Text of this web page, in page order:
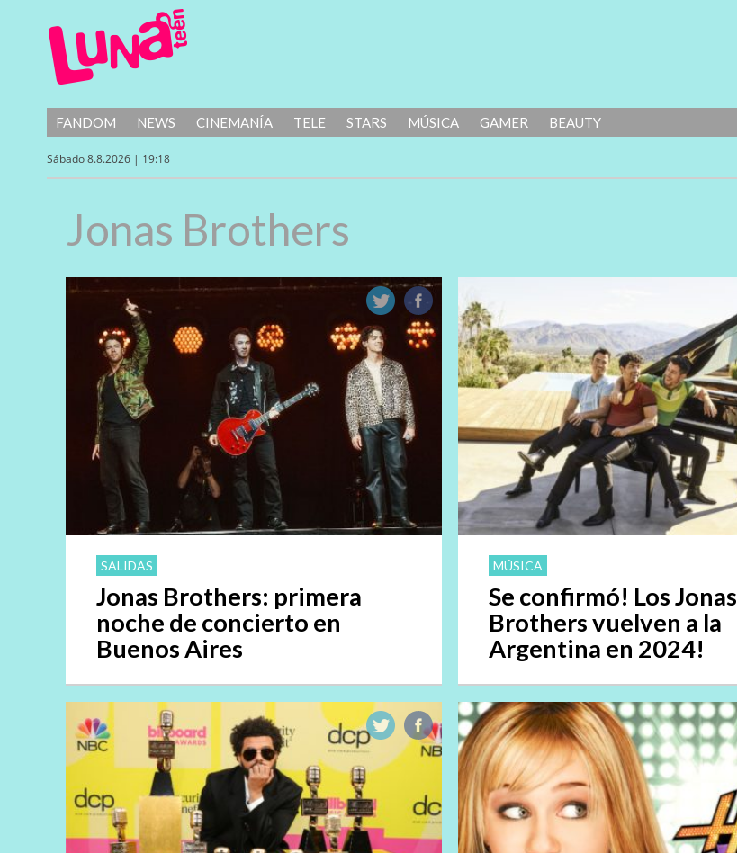
FANDOM NEWS CINEMANÍA TELE STARS MÚSICA GAMER BEAUTY
Sábado 8.8.2026 | 19:18
Jonas Brothers
SALIDAS
Jonas Brothers: primera
noche de concierto en
Buenos Aires
MÚSICA
Se confirmó! Los Jonas
Brothers vuelven a la
Argentina en 2024!